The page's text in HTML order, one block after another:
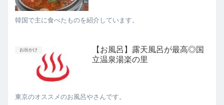
韓国で主に食べたものを紹介しています。
お出かけ
【お風呂】露天風呂が最高◎国
立温泉湯楽の里
東京のオススメのお風呂やさんです。